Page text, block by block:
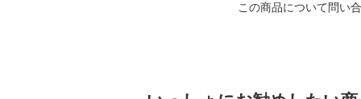
この商品について問い